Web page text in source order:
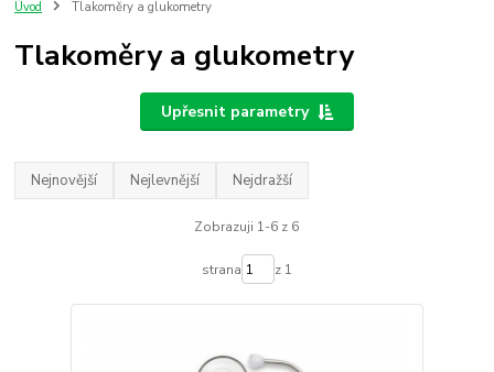
Úvod Tlakoměry a glukometry
Tlakoměry a glukometry
Upřesnit parametry
Nejnovější Nejlevnější Nejdražší
Zobrazuji 1-6 z 6
strana z 1